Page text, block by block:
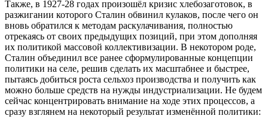
Также, в 1927-28 годах произошёл кризис хлебозаготовок, в
разжигании которого Сталин обвинил кулаков, после чего он
вновь обратился к методам раскулачивания, полностью
отрекаясь от своих предыдущих позиций, при этом дополняя
их политикой массовой коллективизации. В некотором роде,
Сталин объединил все ранее сформулированные концепции
политики на селе, решив сделать их масштабнее и быстрее,
пытаясь добиться роста сельхоз производства и получить как
можно больше средств на нужды индустриализации. Не будем
сейчас концентрировать внимание на ходе этих процессов, а
сразу взглянем на некоторый результат изменённой политики: